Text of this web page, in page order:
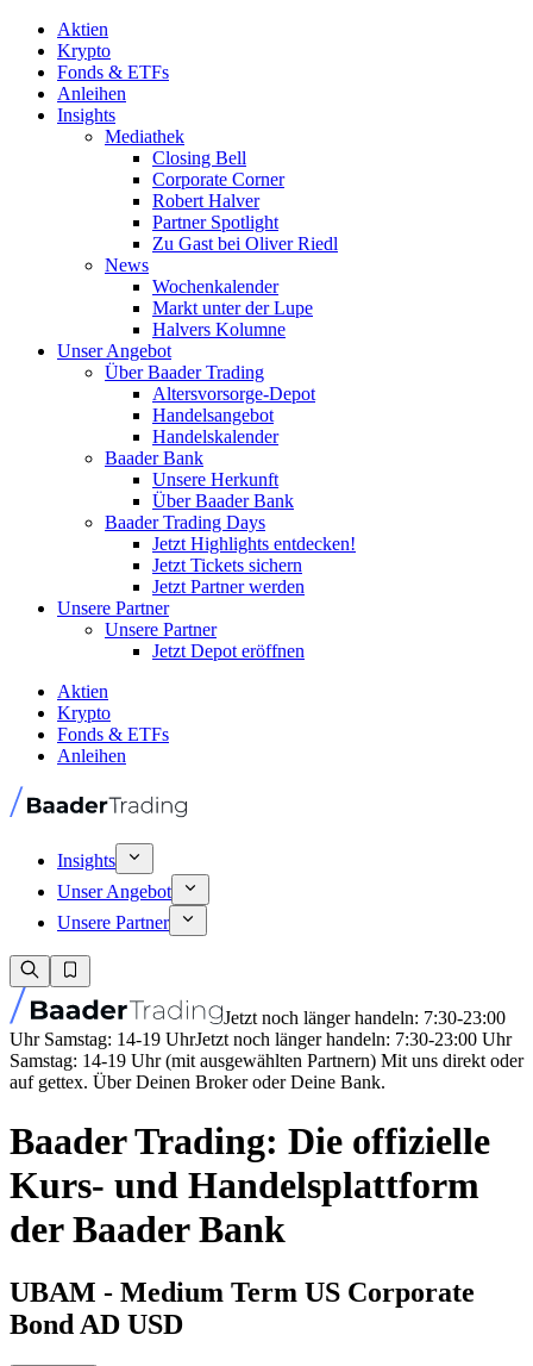
Aktien
Krypto
Fonds & ETFs
Anleihen
Insights
Mediathek
Closing Bell
Corporate Corner
Robert Halver
Partner Spotlight
Zu Gast bei Oliver Riedl
News
Wochenkalender
Markt unter der Lupe
Halvers Kolumne
Unser Angebot
Über Baader Trading
Altersvorsorge-Depot
Handelsangebot
Handelskalender
Baader Bank
Unsere Herkunft
Über Baader Bank
Baader Trading Days
Jetzt Highlights entdecken!
Jetzt Tickets sichern
Jetzt Partner werden
Unsere Partner
Unsere Partner
Jetzt Depot eröffnen
Aktien
Krypto
Fonds & ETFs
Anleihen
Insights
Unser Angebot
Unsere Partner
Jetzt noch länger handeln: 7:30-23:00
Uhr Samstag: 14-19 UhrJetzt noch länger handeln: 7:30-23:00 Uhr
Samstag: 14-19 Uhr (mit ausgewählten Partnern) Mit uns direkt oder
auf gettex. Über Deinen Broker oder Deine Bank.
Baader Trading: Die offizielle
Kurs- und Handelsplattform
der Baader Bank
UBAM - Medium Term US Corporate
Bond AD USD